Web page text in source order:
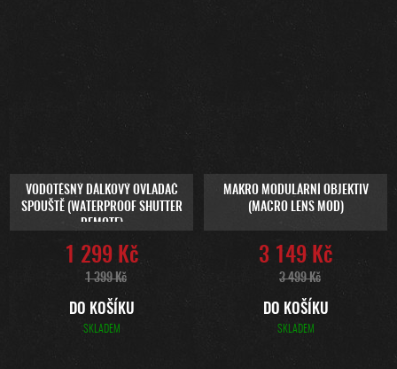
VODOTĚSNÝ DÁLKOVÝ OVLADAČ
SPOUŠTĚ (WATERPROOF SHUTTER
REMOTE)
1 299 Kč
1 399 Kč
DO KOŠÍKU
SKLADEM
MAKRO MODULÁRNÍ OBJEKTIV
(MACRO LENS MOD)
3 149 Kč
3 499 Kč
DO KOŠÍKU
SKLADEM